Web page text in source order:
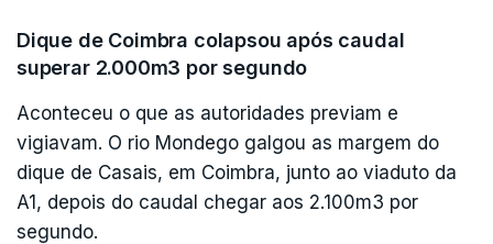
Dique de Coimbra colapsou após caudal
superar 2.000m3 por segundo
Aconteceu o que as autoridades previam e
vigiavam. O rio Mondego galgou as margem do
dique de Casais, em Coimbra, junto ao viaduto da
A1, depois do caudal chegar aos 2.100m3 por
segundo.